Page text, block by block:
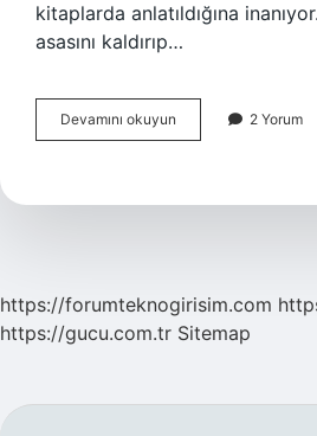
kitaplarda anlatıldığına
asasını kaldırıp…
Devamını okuyun Kızıldeniz
Hangi
2 Yorum
https://forumteknogirisim.com
https://gucu.com.tr Sitemap